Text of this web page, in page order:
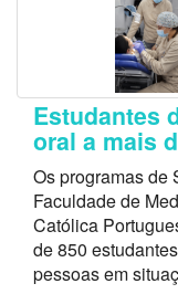
Estudantes
oral a mais
Os programas de
Faculdade de
Católica
de 850
pessoas em